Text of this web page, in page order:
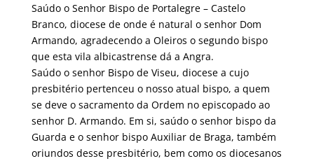
Saúdo o Senhor Bispo de Portalegre – Castelo
Branco, diocese de onde é natural o senhor Dom
Armando, agradecendo a Oleiros o segundo bispo
que esta vila albicastrense dá a Angra.
Saúdo o senhor Bispo de Viseu, diocese a cujo
presbitério pertenceu o nosso atual bispo, a quem
se deve o sacramento da Ordem no episcopado ao
senhor D. Armando. Em si, saúdo o senhor bispo da
Guarda e o senhor bispo Auxiliar de Braga, também
oriundos desse presbitério, bem como os diocesanos